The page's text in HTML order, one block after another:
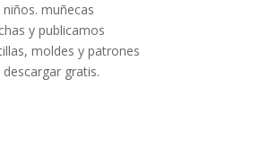
niños. muñecas
y publicamos
moldes y patrones
descargar gratis.